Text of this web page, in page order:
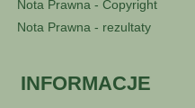
Nota Prawna - Copyright
Nota Prawna - rezultaty
INFORMACJE